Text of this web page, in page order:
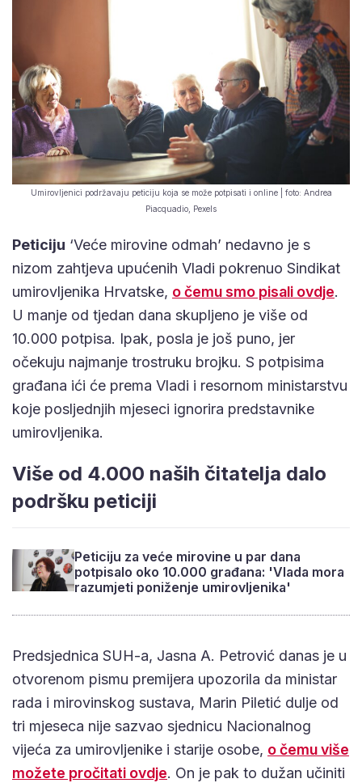
Umirovljenici podržavaju peticiju koja se može potpisati i online | foto: Andrea
Piacquadio, Pexels
Peticiju ‘Veće mirovine odmah’ nedavno je s
nizom zahtjeva upućenih Vladi pokrenuo Sindikat
umirovljenika Hrvatske, o čemu smo pisali ovdje.
U manje od tjedan dana skupljeno je više od
10.000 potpisa. Ipak, posla je još puno, jer
očekuju najmanje trostruku brojku. S potpisima
građana ići će prema Vladi i resornom ministarstvu
koje posljednjih mjeseci ignorira predstavnike
umirovljenika.
Više od 4.000 naših čitatelja dalo
podršku peticiji
Peticiju za veće mirovine u par dana
potpisalo oko 10.000 građana: 'Vlada mora
razumjeti poniženje umirovljenika'
Predsjednica SUH-a, Jasna A. Petrović danas je u
otvorenom pismu premijera upozorila da ministar
rada i mirovinskog sustava, Marin Piletić dulje od
tri mjeseca nije sazvao sjednicu Nacionalnog
vijeća za umirovljenike i starije osobe, o čemu više
možete pročitati ovdje. On je pak to dužan učiniti